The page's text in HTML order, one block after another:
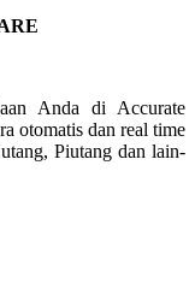
Anda di Accurate
otomatis dan real time
Piutang dan lain-